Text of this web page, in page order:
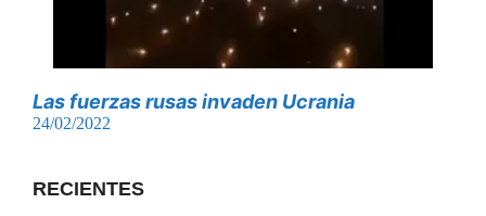
Las fuerzas rusas invaden Ucrania
24/02/2022
RECIENTES